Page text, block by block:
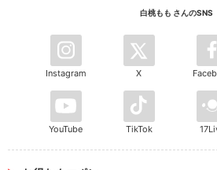
白桃もも さんのSNS
Instagram X
YouTube TikTok